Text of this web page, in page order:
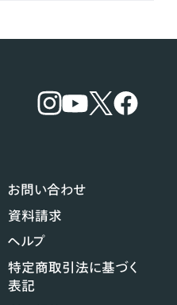
お問い合わせ
資料請求
ヘルプ
特定商取引法に基づく
表記